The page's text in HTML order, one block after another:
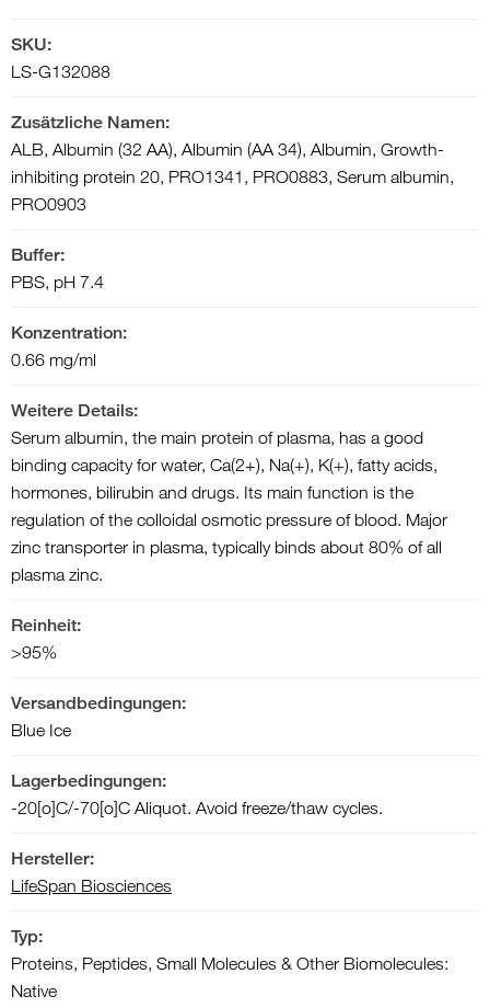
SKU:
LS-G132088
Zusätzliche Namen:
ALB, Albumin (32 AA), Albumin (AA 34), Albumin, Growth-
inhibiting protein 20, PRO1341, PRO0883, Serum albumin,
PRO0903
Buffer:
PBS, pH 7.4
Konzentration:
0.66 mg/ml
Weitere Details:
Serum albumin, the main protein of plasma, has a good
binding capacity for water, Ca(2+), Na(+), K(+), fatty acids,
hormones, bilirubin and drugs. Its main function is the
regulation of the colloidal osmotic pressure of blood. Major
zinc transporter in plasma, typically binds about 80% of all
plasma zinc.
Reinheit:
>95%
Versandbedingungen:
Blue Ice
Lagerbedingungen:
-20[o]C/-70[o]C Aliquot. Avoid freeze/thaw cycles.
Hersteller:
LifeSpan Biosciences
Typ:
Proteins, Peptides, Small Molecules & Other Biomolecules:
Native